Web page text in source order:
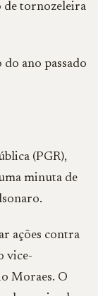
de tornozeleira
ano passado
(PGR),
minuta de
ações contra
vice-
Moraes. O